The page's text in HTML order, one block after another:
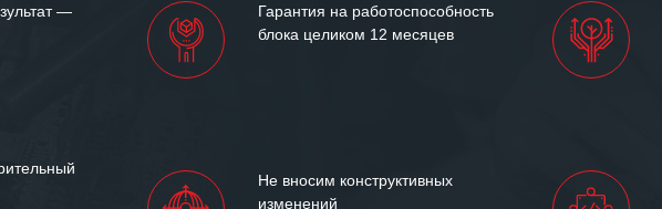
«555» долгих лет успеха и процветания.
—
Гарантия на работоспособность
блока целиком 12 месяцев
Не вносим конструктивных
изменений